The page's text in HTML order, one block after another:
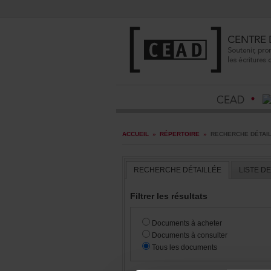
ACCUEIL » RÉPERTOIRE »
RECHERCHEDÉTAILLÉE
Filtrerlesrésultats
Documentsàacheter
Documentsàconsulter
Touslesdocuments